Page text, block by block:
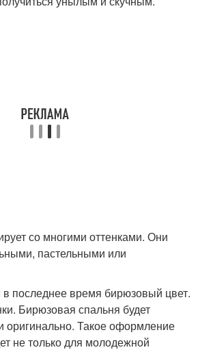
со многими оттенками. Они
пастельными или
последнее время бирюзовый цвет.
Бирюзовая спальня будет
оригинально. Такое оформление
не только для молодежной